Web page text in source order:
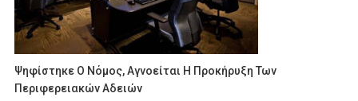
Ψηφίστηκε Ο Νόμος, Αγνοείται Η Προκήρυξη Των
Περιφερειακών Αδειών